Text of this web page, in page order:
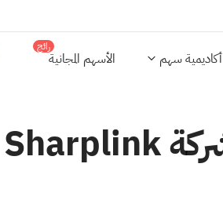
أكاديمية سهم الأسهم المجانية
رائج